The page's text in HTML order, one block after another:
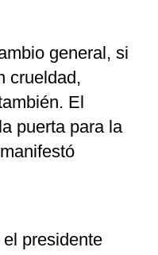
general, si
crueldad,
El
puerta para la
presidente